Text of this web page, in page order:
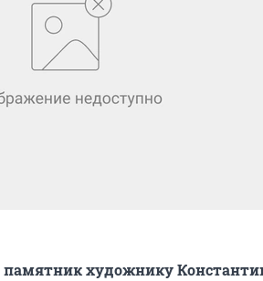
памятник художнику